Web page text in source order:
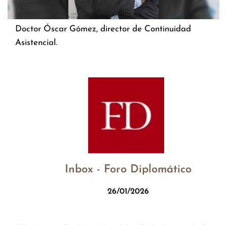
Doctor Óscar Gómez, director de Continuidad
Asistencial.
Inbox - Foro Diplomático
26/01/2026